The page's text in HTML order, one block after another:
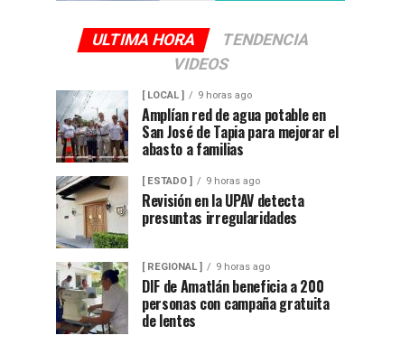
ULTIMA HORA
TENDENCIA
VIDEOS
[ LOCAL ] 9 horas ago
Amplían red de agua potable en
San José de Tapia para mejorar el
abasto a familias
[ ESTADO ] 9 horas ago
Revisión en la UPAV detecta
presuntas irregularidades
[ REGIONAL ] 9 horas ago
DIF de Amatlán beneficia a 200
personas con campaña gratuita
de lentes